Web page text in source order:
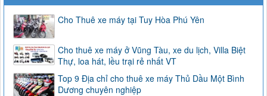
Cho Thuê xe máy tại Tuy Hòa Phú Yên
Cho thuê xe máy ở Vũng Tàu, xe du lịch, Villa Biệt
Thự, loa hát, lều trại rẻ nhất VT
Top 9 Địa chỉ cho thuê xe máy Thủ Dầu Một Bình
Dương chuyên nghiệp